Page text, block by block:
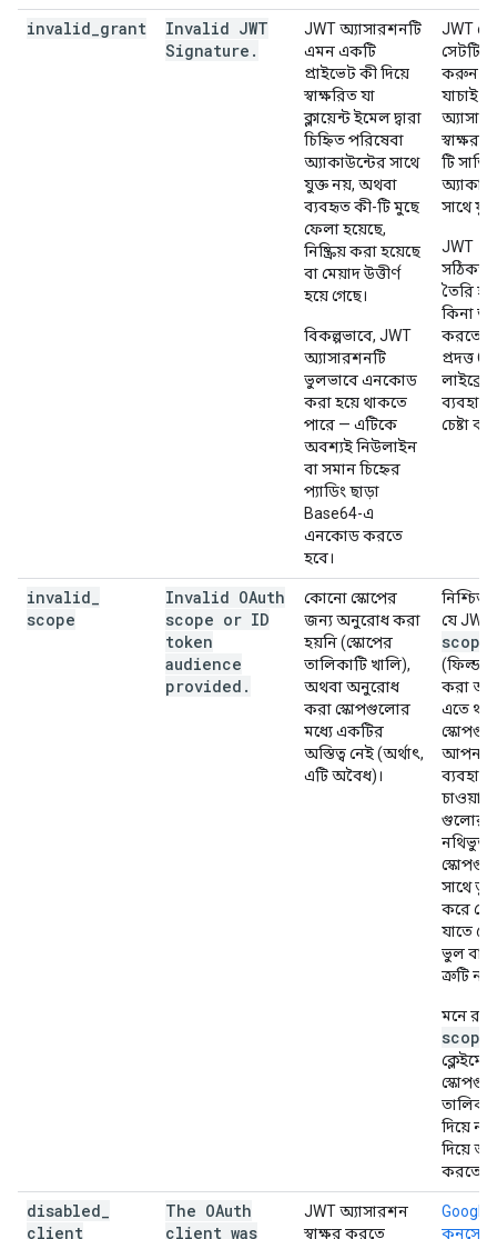
invalid grant
Invalid JWT
Signature .
JWT অ্যাসারশনটি
এমন একটি
প্রাইভেট কী দিয়ে
স্বাক্ষরিত যা
ক্লায়েন্ট ইমেল দ্বারা
চিহ্নিত পরিষেবা
অ্যাকাউন্টের সাথে
যুক্ত নয়, অথবা
ব্যবহৃত কী-টি মুছে
ফেলা হয়েছে,
নিষ্ক্রিয় করা হয়েছে
বা মেয়াদ উত্তীর্ণ
হয়ে গেছে।
বিকল্পভাবে, JWT
অ্যাসারশনটি
ভুলভাবে এনকোড
করা হয়ে থাকতে
পারে — এটিকে
অবশ্যই নিউলাইন
বা সমান চিহ্নের
প্যাডিং ছাড়া
Base64-এ
এনকোড করতে
হবে।
JWT
সেটটি
করুন
যাচাই
টি সার্ভিস
সাথে
JWT
তৈরি
কিনা তা
করতে
প্রদত্ত
লাইব্রেরি
ব্যবহার
চেষ্টা
invalid
scope
Invalid OAuth
scope or ID
token
audience
provided .
কোনো স্কোপের
জন্য অনুরোধ করা
হয়নি (স্কোপের
তালিকাটি খালি),
অথবা অনুরোধ
করা স্কোপগুলোর
মধ্যে একটির
অস্তিত্ব নেই (অর্থাৎ,
এটি অবৈধ)।
যে
scope
(ফিল্ড)
করা
এতে
আপনার
ব্যবহার
চাওয়া
গুলোর
নথিভুক্ত
সাথে
করে
যাতে
ভুল বা
ত্রুটি না
মনে
scope
ক্লেইমের
তালিকা
দিয়ে
দিয়ে
করতে
disabled
client
The OAuth
client was
JWT অ্যাসারশন
স্বাক্ষর করতে
Google